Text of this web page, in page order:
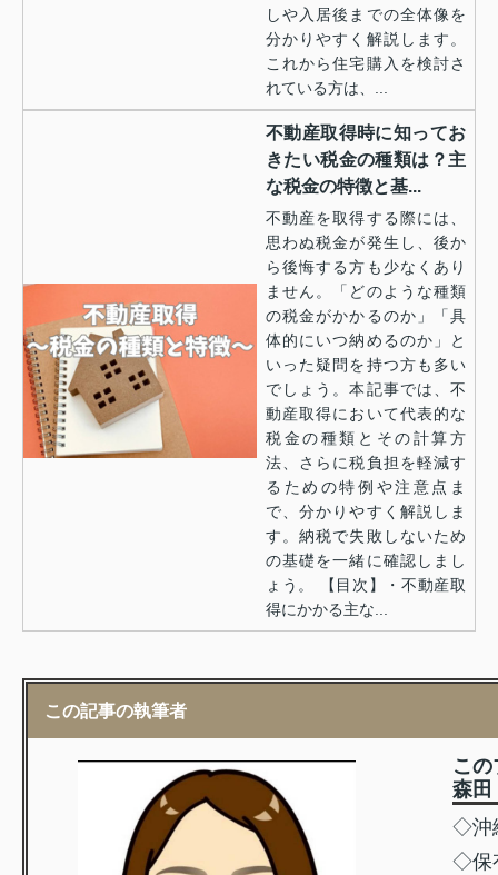
しや入居後までの全体像を
分かりやすく解説します。
これから住宅購入を検討さ
れている方は、...
不動産取得時に知ってお
きたい税金の種類は？主
な税金の特徴と基...
不動産を取得する際には、
思わぬ税金が発生し、後か
ら後悔する方も少なくあり
ません。「どのような種類
の税金がかかるのか」「具
体的にいつ納めるのか」と
いった疑問を持つ方も多い
でしょう。本記事では、不
動産取得において代表的な
税金の種類とその計算方
法、さらに税負担を軽減す
るための特例や注意点ま
で、分かりやすく解説しま
す。納税で失敗しないため
の基礎を一緒に確認しまし
ょう。 【目次】・不動産取
得にかかる主な...
この記事の執筆者
こ
森田
◇沖
◇保